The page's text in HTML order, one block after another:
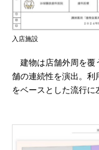
入店施設
建物は店舗外周を覆
舗の連続性を演出。利
をベースとした流行に